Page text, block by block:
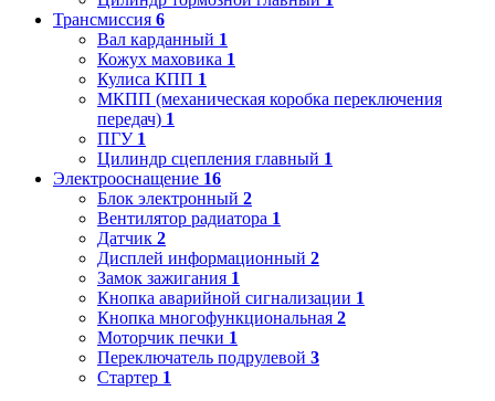
Трансмиссия 6
Вал карданный 1
Кожух маховика 1
Кулиса КПП 1
МКПП (механическая коробка переключения
передач) 1
ПГУ 1
Цилиндр сцепления главный 1
Электрооснащение 16
Блок электронный 2
Вентилятор радиатора 1
Датчик 2
Дисплей информационный 2
Замок зажигания 1
Кнопка аварийной сигнализации 1
Кнопка многофункциональная 2
Моторчик печки 1
Переключатель подрулевой 3
Стартер 1